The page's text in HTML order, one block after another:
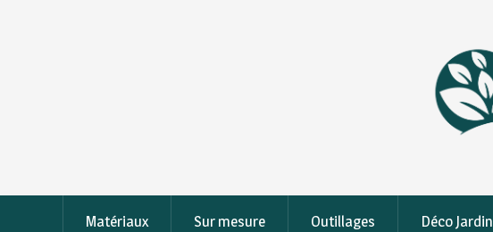
Matériaux Sur mesure Outillages Déco Jardin